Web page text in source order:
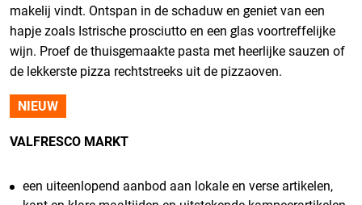
makelij vindt. Ontspan in de schaduw en geniet van een
hapje zoals Istrische prosciutto en een glas voortreffelijke
wijn. Proef de thuisgemaakte pasta met heerlijke sauzen of
de lekkerste pizza rechtstreeks uit de pizzaoven.
NIEUW
VALFRESCO MARKT
een uiteenlopend aanbod aan lokale en verse artikelen,